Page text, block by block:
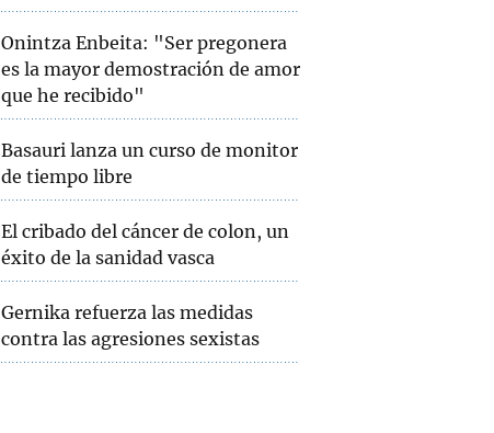
Onintza Enbeita: "Ser pregonera
es la mayor demostración de amor
que he recibido"
Basauri lanza un curso de monitor
de tiempo libre
El cribado del cáncer de colon, un
éxito de la sanidad vasca
Gernika refuerza las medidas
contra las agresiones sexistas